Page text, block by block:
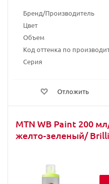
Бренд/Производитель
Цвет
Объем
Код оттенка по
Серия
Отложить
MTN WB Paint 200
желто-зеленый/